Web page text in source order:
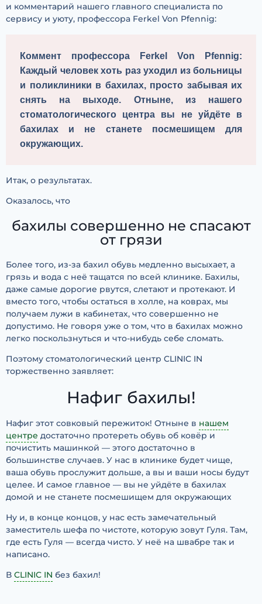
и комментарий нашего главного специалиста по
сервису и уюту, профессора Ferkel Von Pfennig:
Коммент профессора Ferkel Von Pfennig:
Каждый человек хоть раз уходил из больницы
и поликлиники в бахилах, просто забывая их
снять на выходе. Отныне, из нашего
стоматологического центра вы не уйдёте в
бахилах и не станете посмешищем для
окружающих.
Итак, о результатах.
Оказалось, что
бахилы совершенно не спасают
от грязи
Более того, из-за бахил обувь медленно высыхает, а
грязь и вода с неё тащатся по всей клинике. Бахилы,
даже самые дорогие рвутся, слетают и протекают. И
вместо того, чтобы остаться в холле, на коврах, мы
получаем лужи в кабинетах, что совершенно не
допустимо. Не говоря уже о том, что в бахилах можно
легко поскользнуться и что-нибудь себе сломать.
Поэтому стоматологический центр CLINIC IN
торжественно заявляет:
Нафиг бахилы!
Нафиг этот совковый пережиток! Отныне в нашем
центре достаточно протереть обувь об ковёр и
почистить машинкой — этого достаточно в
большинстве случаев. У нас в клинике будет чище,
ваша обувь прослужит дольше, а вы и ваши носы будут
целее. И самое главное — вы не уйдёте в бахилах
домой и не станете посмешищем для окружающих
Ну и, в конце концов, у нас есть замечательный
заместитель шефа по чистоте, которую зовут Гуля. Там,
где есть Гуля — всегда чисто. У неё на швабре так и
написано.
В CLINIC IN без бахил!